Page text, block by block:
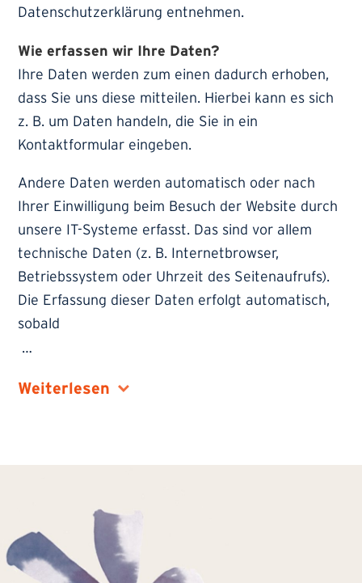
Datenschutzerklärung entnehmen.
Wie erfassen wir Ihre Daten?
Ihre Daten werden zum einen dadurch erhoben,
dass Sie uns diese mitteilen. Hierbei kann es sich
z. B. um Daten handeln, die Sie in ein
Kontaktformular eingeben.
Andere Daten werden automatisch oder nach
Ihrer Einwilligung beim Besuch der Website durch
unsere IT-Systeme erfasst. Das sind vor allem
technische Daten (z. B. Internetbrowser,
Betriebssystem oder Uhrzeit des Seitenaufrufs).
Die Erfassung dieser Daten erfolgt automatisch,
sobald
…
Weiterlesen